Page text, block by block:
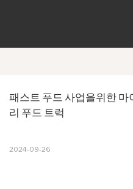
패스트 푸드 사업을위한 마
리 푸드 트럭
2024-09-26